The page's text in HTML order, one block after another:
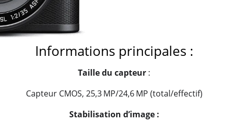
Informations principales :
Taille du capteur :
Capteur CMOS, 25,3 MP/24,6 MP (total/effectif)
Stabilisation d’image :